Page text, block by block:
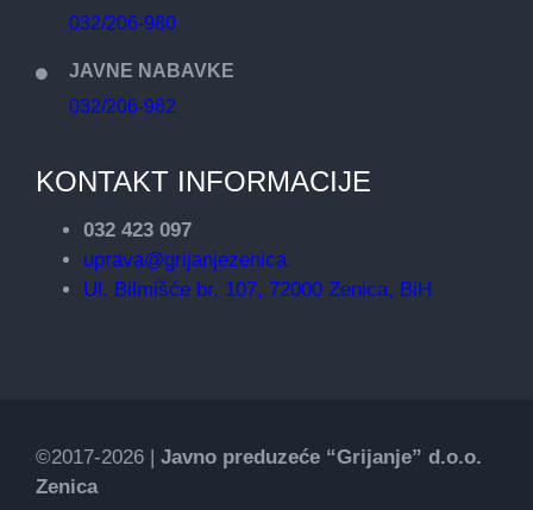
032/206-980
JAVNE NABAVKE
032/206-982
KONTAKT INFORMACIJE
032 423 097
uprava@grijanjezenica
Ul. Bilmišće br. 107, 72000 Zenica, BiH
©2017-2026 | Javno preduzeće “Grijanje” d.o.o.
Zenica